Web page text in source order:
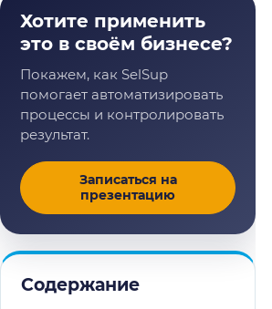
Содержание
Хотите применить
это в своём бизнесе?
Покажем, как SelSup
помогает автоматизировать
процессы и контролировать
результат.
Записаться на
презентацию